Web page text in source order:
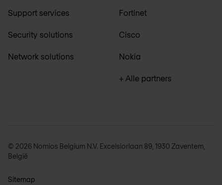
Support services
Security solutions
Network solutions
Fortinet
Cisco
Nokia
+ Alle partners
© 2026 Nomios Belgium N.V. Excelsiorlaan 89, 1930 Zaventem,
België
Sitemap